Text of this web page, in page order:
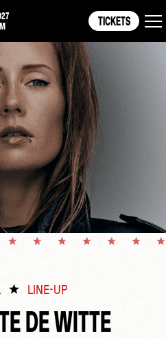
TICKETS
LINE-UP
DE WITTE